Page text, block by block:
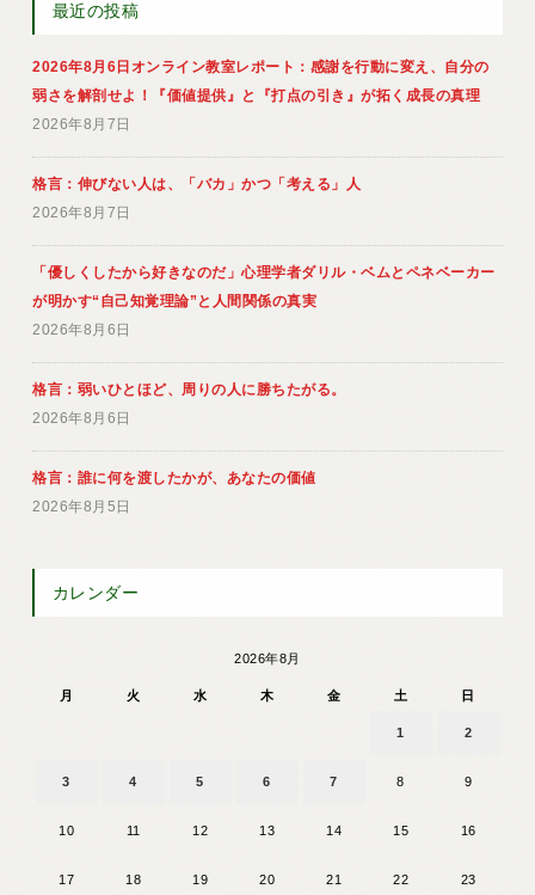
最近の投稿
2026年8月6日オンライン教室レポート：感謝を行動に変え、自分の
弱さを解剖せよ！『価値提供』と『打点の引き』が拓く成長の真理
2026年8月7日
格言：伸びない人は、「バカ」かつ「考える」人
2026年8月7日
「優しくしたから好きなのだ」心理学者ダリル・ベムとペネベーカー
が明かす“自己知覚理論”と人間関係の真実
2026年8月6日
格言：弱いひとほど、周りの人に勝ちたがる。
2026年8月6日
格言：誰に何を渡したかが、あなたの価値
2026年8月5日
カレンダー
2026年8月
月 火 水 木 金 土 日
1 2
3 4 5 6 7 8 9
10 11 12 13 14 15 16
17 18 19 20 21 22 23